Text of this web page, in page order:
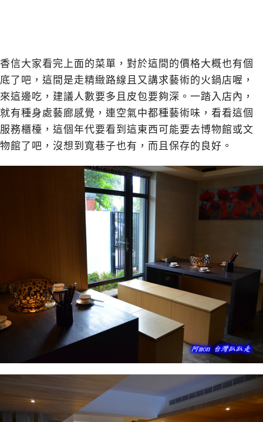
香信大家看完上面的菜單，對於這間的價格大概也有個
底了吧，這間是走精緻路線且又講求藝術的火鍋店喔，
來這邊吃，建議人數要多且皮包要夠深。一踏入店內，
就有種身處藝廊感覺，連空氣中都種藝術味，看看這個
服務櫃檯，這個年代要看到這東西可能要去博物館或文
物館了吧，沒想到寬巷子也有，而且保存的良好。